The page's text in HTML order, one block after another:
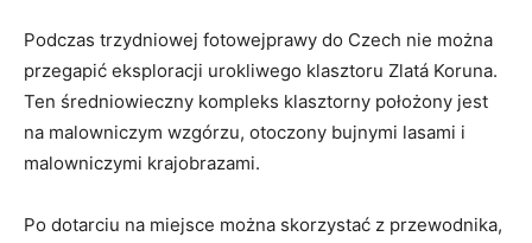
Podczas trzydniowej⁤ fotowejprawy do Czech nie można‍
przegapić eksploracji‌ urokliwego klasztoru Zlatá ‌Koruna.⁤
Ten‌ średniowieczny⁣ kompleks⁢ klasztorny położony jest
na malowniczym‌ wzgórzu, otoczony ​bujnymi​ lasami i⁣
malowniczymi⁤ krajobrazami.
Po⁣ dotarciu‌ na miejsce można skorzystać⁤ z‌ przewodnika,